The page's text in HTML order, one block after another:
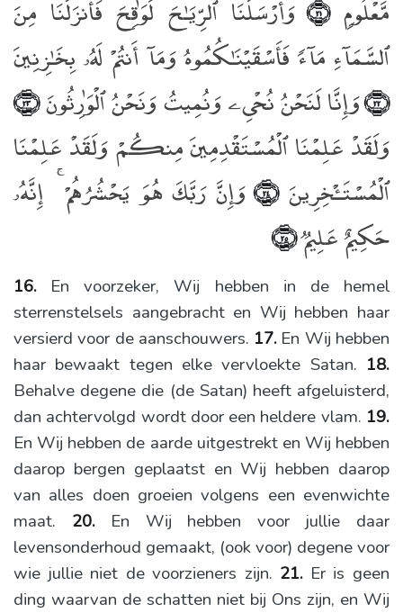
16.
En voorzeker, Wij hebben in de hemel
sterrenstelsels aangebracht en Wij hebben haar
versierd voor de aanschouwers. 17. En Wij hebben
haar bewaakt tegen elke vervloekte Satan. 18.
Behalve degene die (de Satan) heeft afgeluisterd,
dan achtervolgd wordt door een heldere vlam. 19.
En Wij hebben de aarde uitgestrekt en Wij hebben
daarop bergen geplaatst en Wij hebben daarop
van alles doen groeien volgens een evenwichte
maat. 20.
En Wij hebben voor jullie daar
levensonderhoud gemaakt, (ook voor) degene voor
wie jullie niet de voorzieners zijn. 21. Er is geen
ding waarvan de schatten niet bij Ons zijn, en Wij
مَّعْلُومٍۢ﴿٢١﴾
وَأَرْسَلْنَا ٱلرِّيَـٰحَ لَوَٰقِحَ فَأَنزَلْنَا مِنَ
ٱلسَّمَآءِ مَآءًۭ فَأَسْقَيْنَـٰكُمُوهُ وَمَآ أَنتُمْ لَهُۥ بِخَـٰزِنِينَ
﴿٢٢﴾ وَإِنَّا لَنَحْنُ نُحْىِۦ وَنُمِيتُ وَنَحْنُ ٱلْوَٰرِثُونَ﴿٢٣﴾
وَلَقَدْ عَلِمْنَا ٱلْمُسْتَقْدِمِينَ مِنكُمْ وَلَقَدْ عَلِمْنَا
ٱلْمُسْتَـْٔخِرِينَ﴿٢٤﴾
وَإِنَّ رَبَّكَ هُوَ يَحْشُرُهُمْ ۚ إِنَّهُۥ
حَكِيمٌ عَلِيمٌۭ﴿٢٥﴾